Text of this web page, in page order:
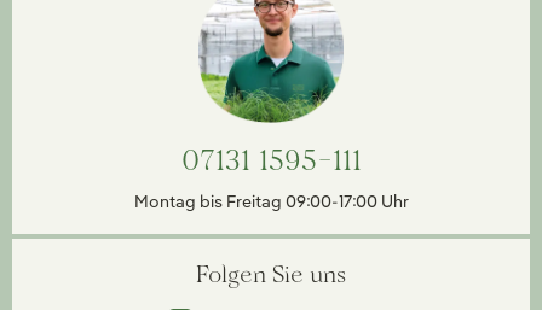
07131 1595-111
Montag bis Freitag 09:00-17:00 Uhr
Folgen Sie uns